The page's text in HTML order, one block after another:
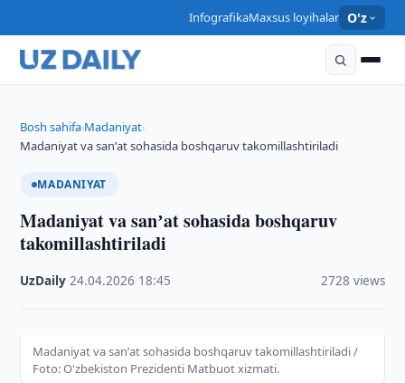
InfografikaMaxsus loyihalar O'z
Bosh sahifa›Madaniyat›
Madaniyat va sanʼat sohasida boshqaruv takomillashtiriladi
MADANIYAT
Madaniyat va sanʼat sohasida boshqaruv
takomillashtiriladi
UzDaily ·24.04.2026 18:45 2728 views
Madaniyat va sanʼat sohasida boshqaruv takomillashtiriladi /
Foto: O'zbekiston Prezidenti Matbuot xizmati.